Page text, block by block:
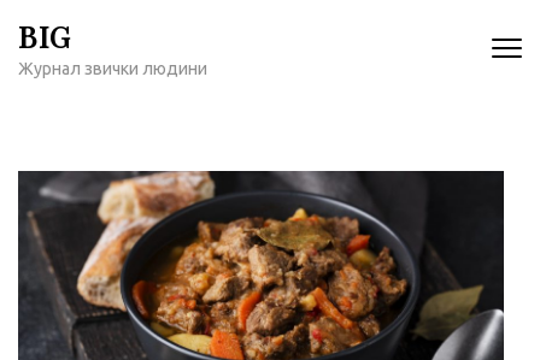
содержимому
BIG
Журнал звички людини